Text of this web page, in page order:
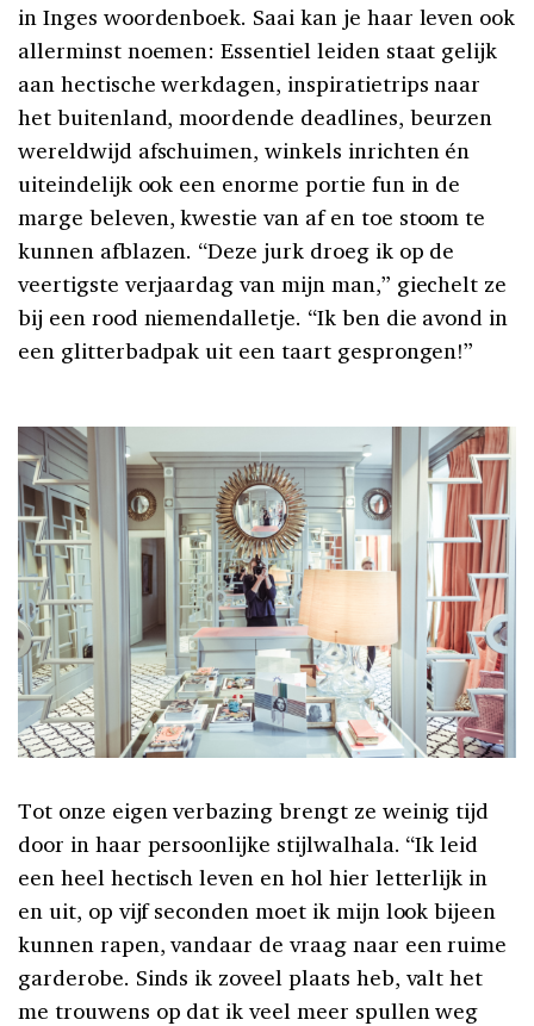
in Inges woordenboek. Saai kan je haar leven ook
allerminst noemen: Essentiel leiden staat gelijk
aan hectische werkdagen, inspiratietrips naar
het buitenland, moordende deadlines, beurzen
wereldwijd afschuimen, winkels inrichten én
uiteindelijk ook een enorme portie fun in de
marge beleven, kwestie van af en toe stoom te
kunnen afblazen. “Deze jurk droeg ik op de
veertigste verjaardag van mijn man,” giechelt ze
bij een rood niemendalletje. “Ik ben die avond in
een glitterbadpak uit een taart gesprongen!”
Tot onze eigen verbazing brengt ze weinig tijd
door in haar persoonlijke stijlwalhala. “Ik leid
een heel hectisch leven en hol hier letterlijk in
en uit, op vijf seconden moet ik mijn look bijeen
kunnen rapen, vandaar de vraag naar een ruime
garderobe. Sinds ik zoveel plaats heb, valt het
me trouwens op dat ik veel meer spullen weg